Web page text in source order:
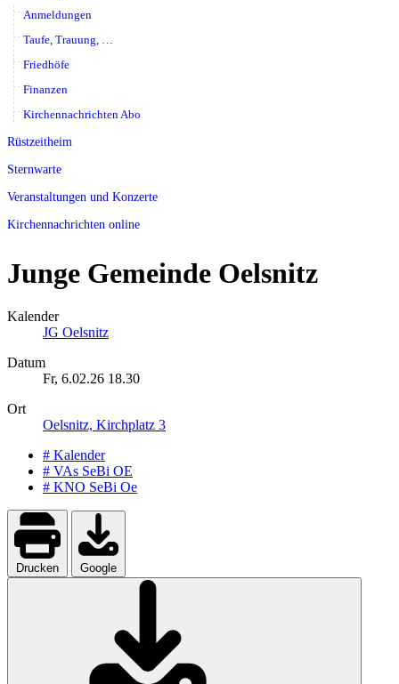
Anmeldungen
Taufe, Trauung, …
Friedhöfe
Finanzen
Kirchennachrichten Abo
Rüstzeitheim
Sternwarte
Veranstaltungen und Konzerte
Kirchennachrichten online
Junge Gemeinde Oelsnitz
Kalender
JG Oelsnitz
Datum
Fr, 6.02.26 18.30
Ort
Oelsnitz, Kirchplatz 3
# Kalender
# VAs SeBi OE
# KNO SeBi Oe
Drucken Google